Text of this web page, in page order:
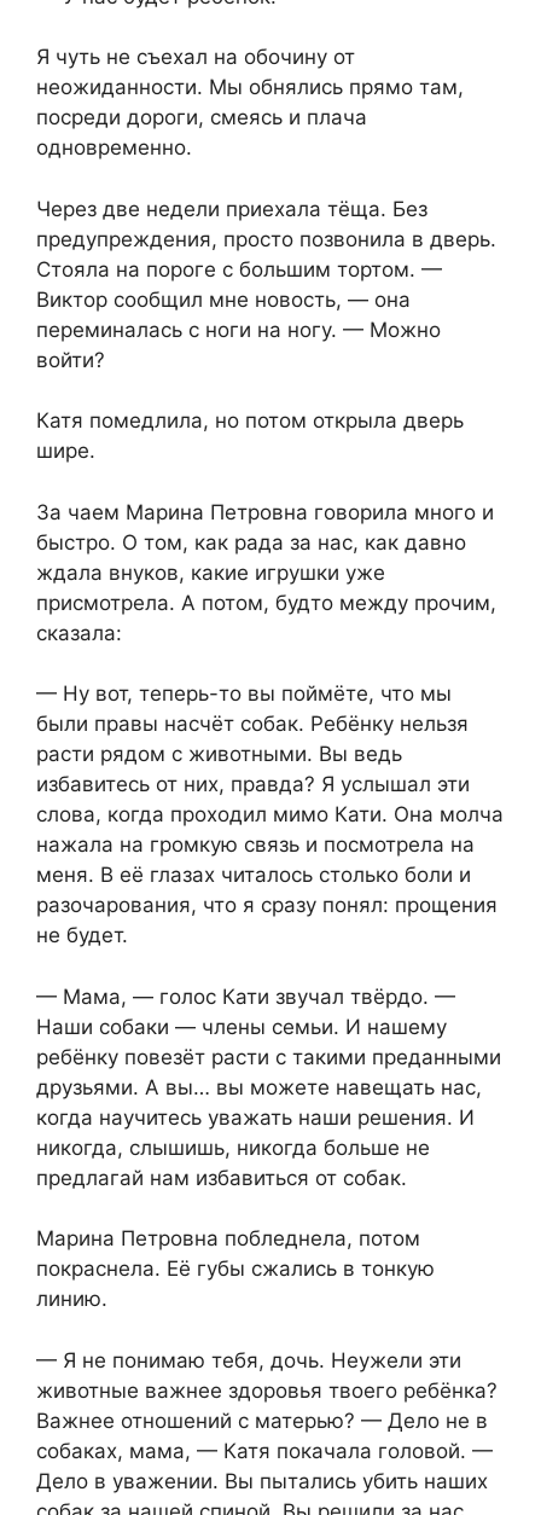
Я чуть не съехал на обочину от
неожиданности. Мы обнялись прямо там,
посреди дороги, смеясь и плача
одновременно.
Через две недели приехала тёща. Без
предупреждения, просто позвонила в дверь.
Стояла на пороге с большим тортом. —
Виктор сообщил мне новость, — она
переминалась с ноги на ногу. — Можно
войти?
Катя помедлила, но потом открыла дверь
шире.
За чаем Марина Петровна говорила много и
быстро. О том, как рада за нас, как давно
ждала внуков, какие игрушки уже
присмотрела. А потом, будто между прочим,
сказала:
— Ну вот, теперь-то вы поймёте, что мы
были правы насчёт собак. Ребёнку нельзя
расти рядом с животными. Вы ведь
избавитесь от них, правда? Я услышал эти
слова, когда проходил мимо Кати. Она молча
нажала на громкую связь и посмотрела на
меня. В её глазах читалось столько боли и
разочарования, что я сразу понял: прощения
не будет.
— Мама, — голос Кати звучал твёрдо. —
Наши собаки — члены семьи. И нашему
ребёнку повезёт расти с такими преданными
друзьями. А вы… вы можете навещать нас,
когда научитесь уважать наши решения. И
никогда, слышишь, никогда больше не
предлагай нам избавиться от собак.
Марина Петровна побледнела, потом
покраснела. Её губы сжались в тонкую
линию.
— Я не понимаю тебя, дочь. Неужели эти
животные важнее здоровья твоего ребёнка?
Важнее отношений с матерью? — Дело не в
собаках, мама, — Катя покачала головой. —
Дело в уважении. Вы пытались убить наших